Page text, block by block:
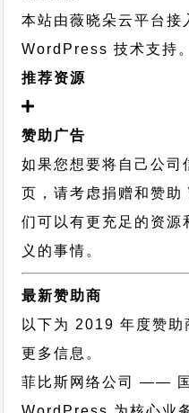
本站由薇晓朵云平台接
WordPress 技术支持 。
推荐资源
赞助广告
如果您想要将自己公司
页，请考虑捐赠和赞
们可以有更充足的资源
义的事情。
最新赞助商
以下为 2019 年度赞助
更多信息。
菲比斯网络公司
—— 国